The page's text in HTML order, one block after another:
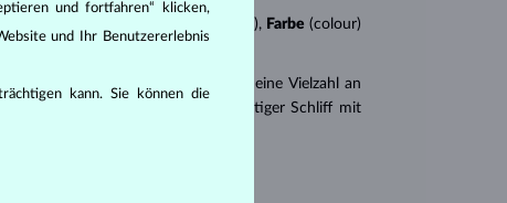
(clarity), Farbe (colour)
Brillantschliff . Es gibt aber auch eine Vielzahl an
oder Princess (ein drei- oder vierseitiger Schliff mit
seine Reinheit:
und fortfahren“ klicken,
und Ihr Benutzererlebnis
kann. Sie können die